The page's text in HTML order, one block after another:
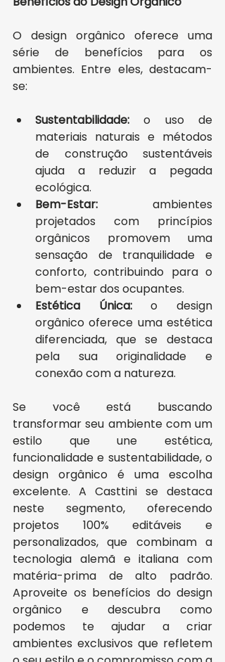
O design orgânico oferece uma
série de benefícios para os
ambientes. Entre eles, destacam-
se:
Sustentabilidade: o uso de
materiais naturais e métodos
de construção sustentáveis
ajuda a reduzir a pegada
ecológica.
Bem-Estar: ambientes
projetados com princípios
orgânicos promovem uma
sensação de tranquilidade e
conforto, contribuindo para o
bem-estar dos ocupantes.
Estética Única: o design
orgânico oferece uma estética
diferenciada, que se destaca
pela sua originalidade e
conexão com a natureza.
Se você está buscando
transformar seu ambiente com um
estilo que une estética,
funcionalidade e sustentabilidade, o
design orgânico é uma escolha
excelente. A Casttini se destaca
neste segmento, oferecendo
projetos 100% editáveis e
personalizados, que combinam a
tecnologia alemã e italiana com
matéria-prima de alto padrão.
Aproveite os benefícios do design
orgânico e descubra como
podemos te ajudar a criar
ambientes exclusivos que refletem